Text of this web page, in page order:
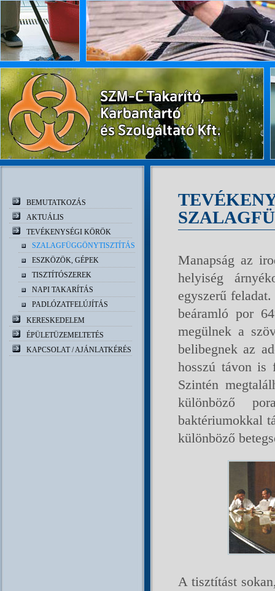
BEMUTATKOZÁS
AKTUÁLIS
TEVÉKENYSÉGI KÖRÖK
SZALAGFÜGGÖNYTISZTÍTÁS
ESZKÖZÖK, GÉPEK
TISZTÍTÓSZEREK
NAPI TAKARÍTÁS
PADLÓZATFELÚJÍTÁS
KERESKEDELEM
ÉPÜLETÜZEMELTETÉS
KAPCSOLAT / AJÁNLATKÉRÉS
Manapság az
helyiség
egyszerű
beáramló por
megülnek a
belibegnek az
hosszú távon is
Szintén
különböző
baktériumokkal
különböző
A tisztítást